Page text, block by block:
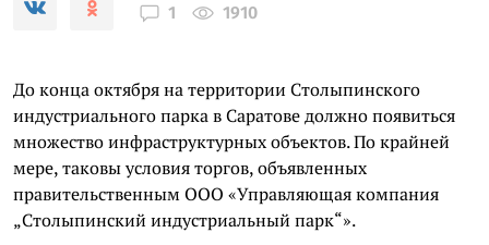
1 1910
До конца октября на территории Столыпинского
индустриального парка в Саратове должно появиться
множество инфраструктурных объектов. По крайней
мере, таковы условия торгов, объявленных
правительственным ООО «Управляющая компания
„Столыпинский индустриальный парк“».